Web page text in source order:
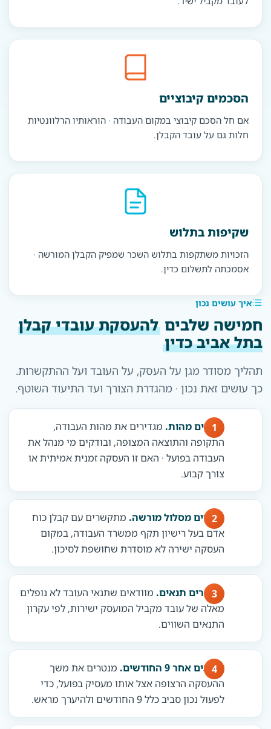
הסכמים קיבוציים
אם חל הסכם קיבוצי במקום העבודה · הוראותיו הרלוונטיות
חלות גם על עובד הקבלן.
שקיפות בתלוש
הזכויות משתקפות בתלוש השכר שמפיק הקבלן המורשה ·
אסמכתה לתשלום כדין.
איך עושים נכון
חמישה שלבים להעסקת עובדי קבלן
בתל אביב כדין
תהליך מסודר מגן על העסק, על העובד ועל ההתקשרות.
כך עושים זאת נכון · מהגדרת הצורך ועד התיעוד השוטף.
בודקים מהות. מגדירים את מהות העבודה,
התקופה והתוצאה המצופה, ובודקים מי מנהל את
העבודה בפועל · האם זו העסקה זמנית אמיתית או
צורך קבוע.
בוחרים מסלול מורשה. מתקשרים עם קבלן כוח
אדם בעל רישיון תקף ממשרד העבודה, במקום
העסקה ישירה לא מוסדרת שחושפת לסיכון.
מיישרים תנאים. מוודאים שתנאי העובד לא נופלים
מאלה של עובד מקביל המועסק ישירות, לפי עקרון
התנאים השווים.
עוקבים אחר 9 החודשים.
מנטרים את משך
ההעסקה הרצופה אצל אותו מעסיק בפועל, כדי
לפעול נכון סביב כלל 9 החודשים ולהיערך מראש.